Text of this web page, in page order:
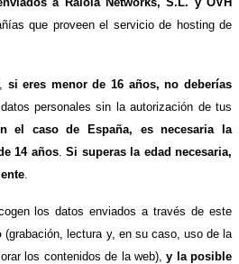
que proveen el servicio de hosting de
si eres menor de 16 años, no deberías
personales sin la autorización de tus
el caso de España, es necesaria la
14 años.Si superas la edad necesaria,
los datos enviados a través de este
(grabación, lectura y, en su caso, uso de la
los contenidos de la web),y la posible